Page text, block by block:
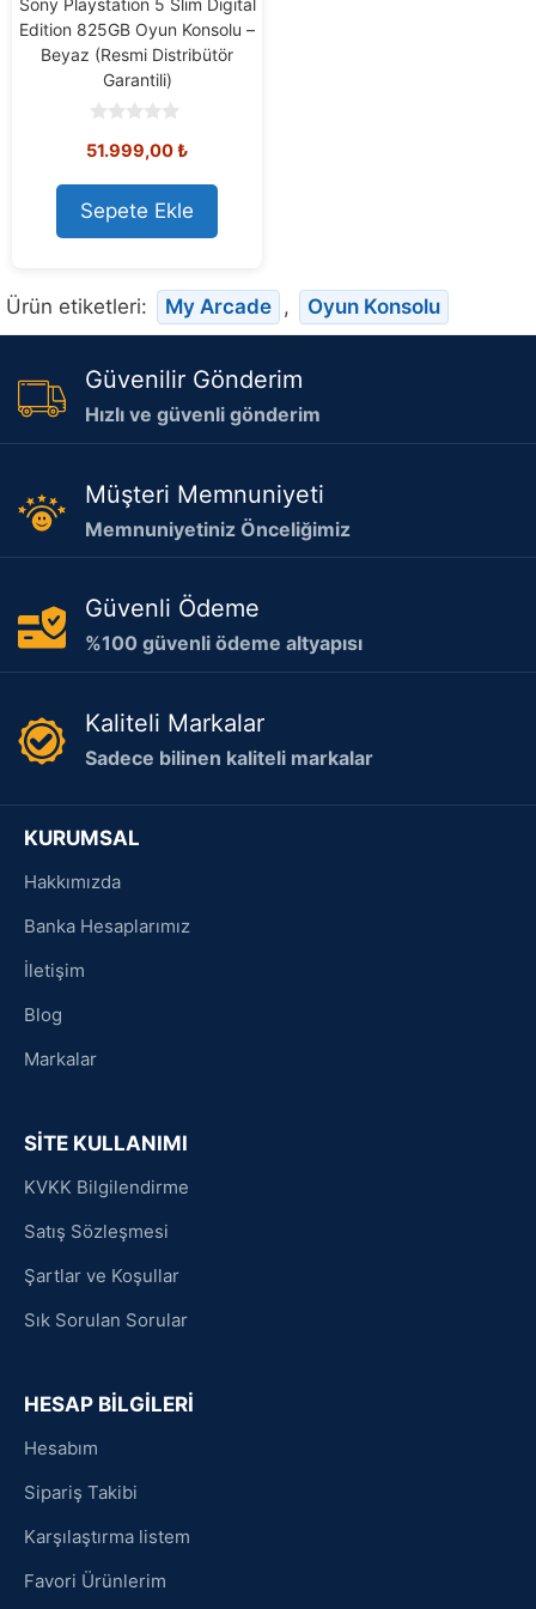
Sony Playstation 5 Slim Digital
Edition 825GB Oyun Konsolu –
Beyaz (Resmi Distribütör
Garantili)
o
t
o
f
5
51.999,00₺
Sepete Ekle
Ürün etiketleri: My Arcade , Oyun Konsolu
Güvenilir Gönderim
Hızlı ve güvenli gönderim
Müşteri Memnuniyeti
Memnuniyetiniz Önceliğimiz
Güvenli Ödeme
%100 güvenli ödeme altyapısı
Kaliteli Markalar
Sadece bilinen kaliteli markalar
KURUMSAL
Hakkımızda
Banka Hesaplarımız
İletişim
Blog
Markalar
SİTE KULLANIMI
KVKK Bilgilendirme
Satış Sözleşmesi
Şartlar ve Koşullar
Sık Sorulan Sorular
HESAP BİLGİLERİ
Hesabım
Sipariş Takibi
Karşılaştırma listem
Favori Ürünlerim